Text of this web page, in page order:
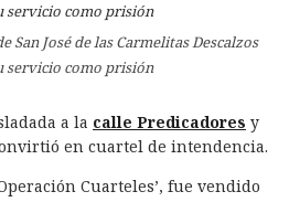
San José de las Carmelitas Descalzos
servicio como prisión
a la calle Predicadores y
en cuartel de intendencia.
Cuarteles’, fue vendido